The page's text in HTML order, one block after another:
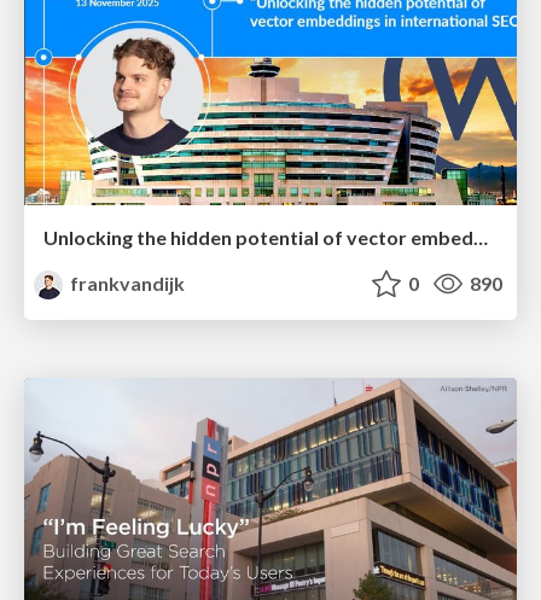
Unlocking the hidden potential of vector embeddings in international SEO
frankvandijk
0 890